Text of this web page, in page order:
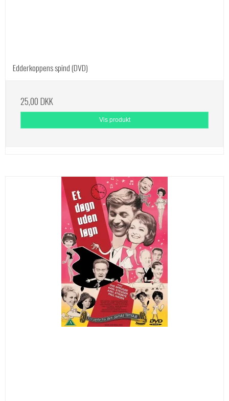
Edderkoppens spind (DVD)
25,00 DKK
Vis produkt